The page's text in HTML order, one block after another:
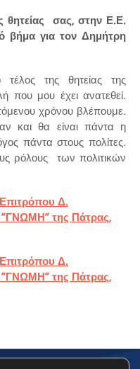
θητείας σας, στην Ε.Ε.
βήμα για τον Δημήτρη
της θητείας της
που μου έχει ανατεθεί.
χρόνου βλέπουμε.
και θα είναι πάντα η
πάντα στους πολίτες.
ρόλους των πολιτικών
Δ.
της Πάτρας,
Δ.
της Πάτρας,